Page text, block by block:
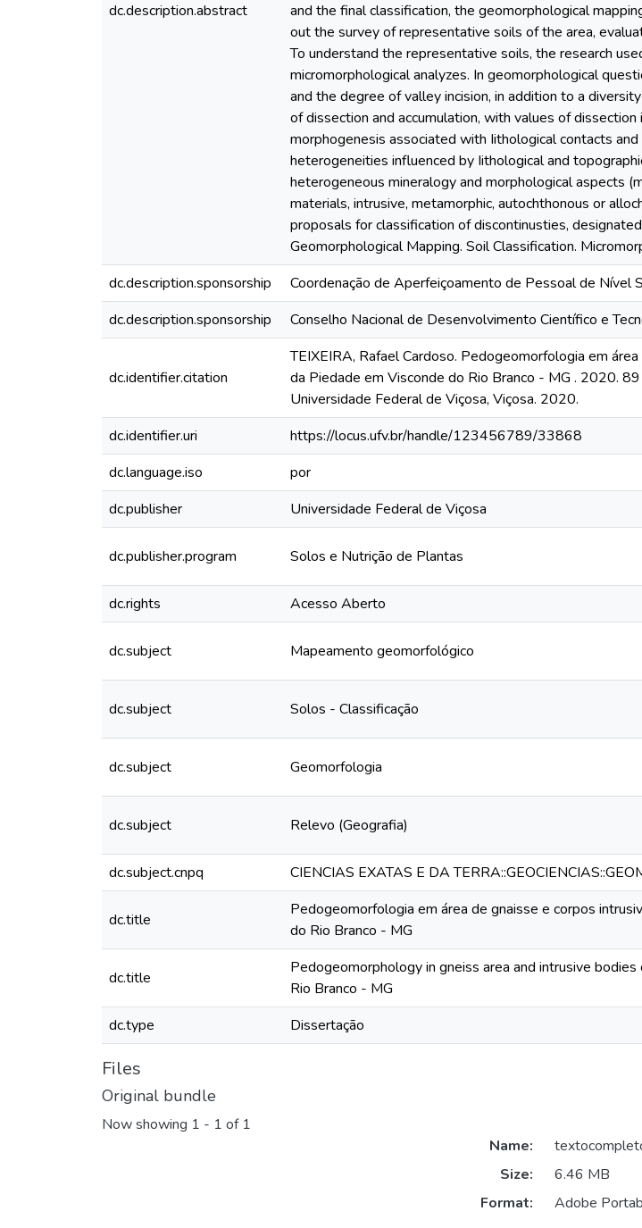
dc.description.abstract
and the final classification, the geomorphological
out the survey of representative soils of the area,
To understand the representative soils, the research
micromorphological analyzes. In geomorphological
and the degree of valley incision, in addition to a
of dissection and accumulation, with values of
morphogenesis associated with Iithological contacts
heterogeneities influenced by Iithological and
heterogeneous mineralogy and morphological aspects
materials, intrusive, metamorphic, autochthonous or
proposals for classification of discontinusties,
Geomorphological Mapping. Soil Classification.
dc.description.sponsorship
Coordenação de Aperfeiçoamento de Pessoal de Nível
dc.description.sponsorship
Conselho Nacional de Desenvolvimento Científico e
dc.identifier.citation
TEIXEIRA, Rafael Cardoso. Pedogeomorfologia em
da Piedade em Visconde do Rio Branco - MG . 2020.
Universidade Federal de Viçosa, Viçosa. 2020.
dc.identifier.uri
https://locus.ufv.br/handle/123456789/33868
dc.language.iso
por
dc.publisher
Universidade Federal de Viçosa
dc.publisher.program Solos e Nutrição de Plantas
dc.rights
Acesso Aberto
dc.subject Mapeamento geomorfológico
dc.subject Solos - Classificação
dc.subject Geomorfologia
dc.subject Relevo (Geografia)
dc.subject.cnpq
CIENCIAS EXATAS E DA
dc.title
Pedogeomorfologia em área de gnaisse e corpos
do Rio Branco - MG
dc.title
Pedogeomorphology in gneiss area and intrusive
Rio Branco - MG
dc.type Dissertação
Files
Original bundle
Now showing 1 - 1 of 1
Name:
Size:
6.46 MB
Format:
Adobe